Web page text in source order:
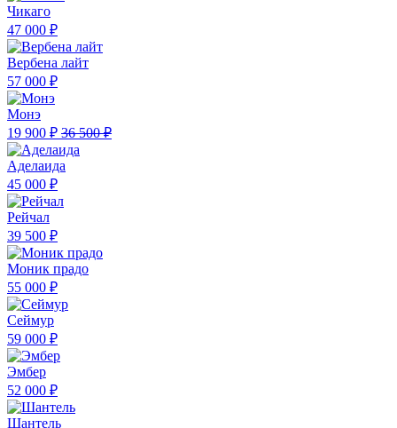
Чикаго
47 000 ₽
Вербена лайт
57 000 ₽
Монэ
19 900 ₽ 36 500 ₽
Аделаида
45 000 ₽
Рейчал
39 500 ₽
Моник прадо
55 000 ₽
Сеймур
59 000 ₽
Эмбер
52 000 ₽
Шантель